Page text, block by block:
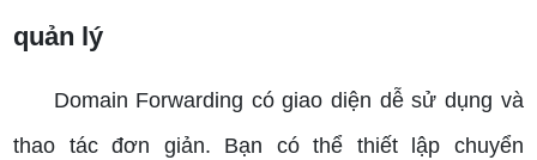
quản lý
Domain Forwarding có giao diện dễ sử dụng và
thao tác đơn giản. Bạn có thể thiết lập chuyển